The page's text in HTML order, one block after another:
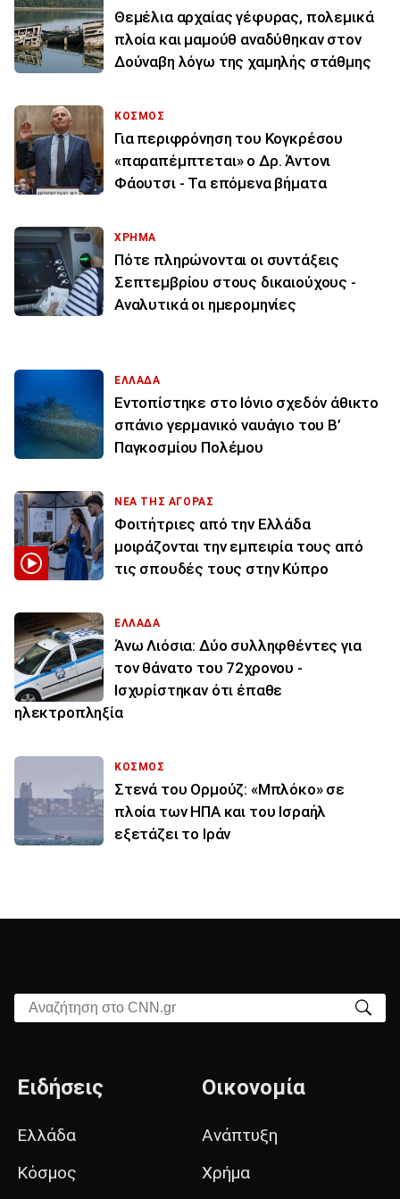
Θεμέλια αρχαίας γέφυρας, πολεμικά
πλοία και μαμούθ αναδύθηκαν στον
Δούναβη λόγω της χαμηλής στάθμης
ΚΟΣΜΟΣ
Για περιφρόνηση του Κογκρέσου
«παραπέμπτεται» ο Δρ. Άντονι
Φάουτσι - Τα επόμενα βήματα
ΧΡΗΜΑ
Πότε πληρώνονται οι συντάξεις
Σεπτεμβρίου στους δικαιούχους -
Αναλυτικά οι ημερομηνίες
ΕΛΛΑΔΑ
Εντοπίστηκε στο Ιόνιο σχεδόν άθικτο
σπάνιο γερμανικό ναυάγιο του Β’
Παγκοσμίου Πολέμου
ΝΕΑ ΤΗΣ ΑΓΟΡΑΣ
Φοιτήτριες από την Ελλάδα
μοιράζονται την εμπειρία τους από
τις σπουδές τους στην Κύπρο
ΕΛΛΑΔΑ
Άνω Λιόσια: Δύο συλληφθέντες για
τον θάνατο του 72χρονου -
Ισχυρίστηκαν ότι έπαθε
ηλεκτροπληξία
ΚΟΣΜΟΣ
Στενά του Ορμούζ: «Μπλόκο» σε
πλοία των ΗΠΑ και του Ισραήλ
εξετάζει το Ιράν
Αναζήτηση στο CNN.gr
Ειδήσεις
Ελλάδα
Κόσμος
Οικονομία
Ανάπτυξη
Χρήμα